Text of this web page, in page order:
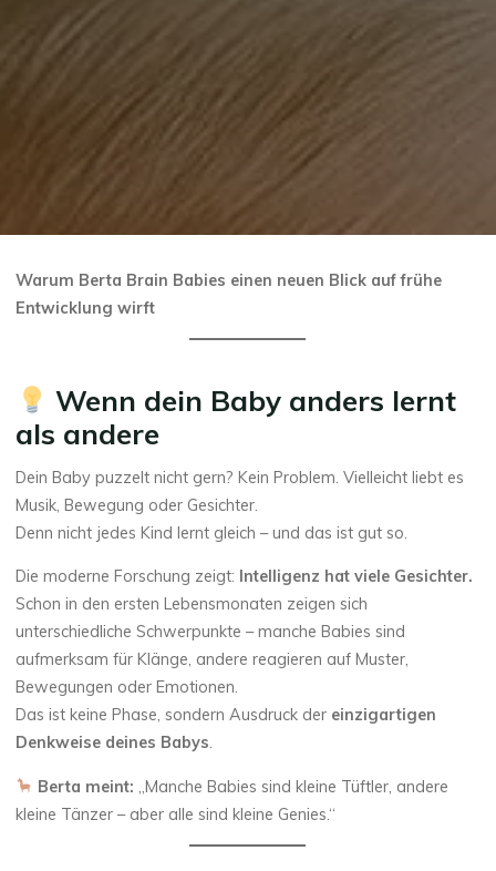
Warum Berta Brain Babies einen neuen Blick auf frühe
Entwicklung wirft
Wenn dein Baby anders lernt
als andere
Dein Baby puzzelt nicht gern? Kein Problem. Vielleicht liebt es
Musik, Bewegung oder Gesichter.
Denn nicht jedes Kind lernt gleich – und das ist gut so.
Die moderne Forschung zeigt: Intelligenz hat viele Gesichter.
Schon in den ersten Lebensmonaten zeigen sich
unterschiedliche Schwerpunkte – manche Babies sind
aufmerksam für Klänge, andere reagieren auf Muster,
Bewegungen oder Emotionen.
Das ist keine Phase, sondern Ausdruck der einzigartigen
Denkweise deines Babys.
Berta meint: „Manche Babies sind kleine Tüftler, andere
kleine Tänzer – aber alle sind kleine Genies.“